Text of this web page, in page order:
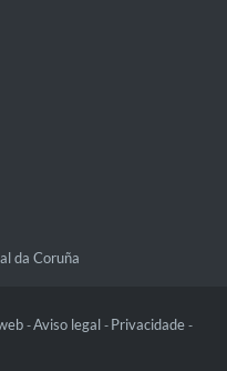
da Coruña
-Aviso legal - Privacidade -